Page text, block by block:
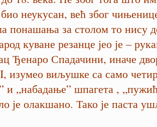
био неукусан, већ због
понашања за столом то нису
куване резанце јео је –
Ђенаро Спадачини, иначе
изумео виљушке са само
и „набадање” шпагета ,
је олакшано. Тако је паста